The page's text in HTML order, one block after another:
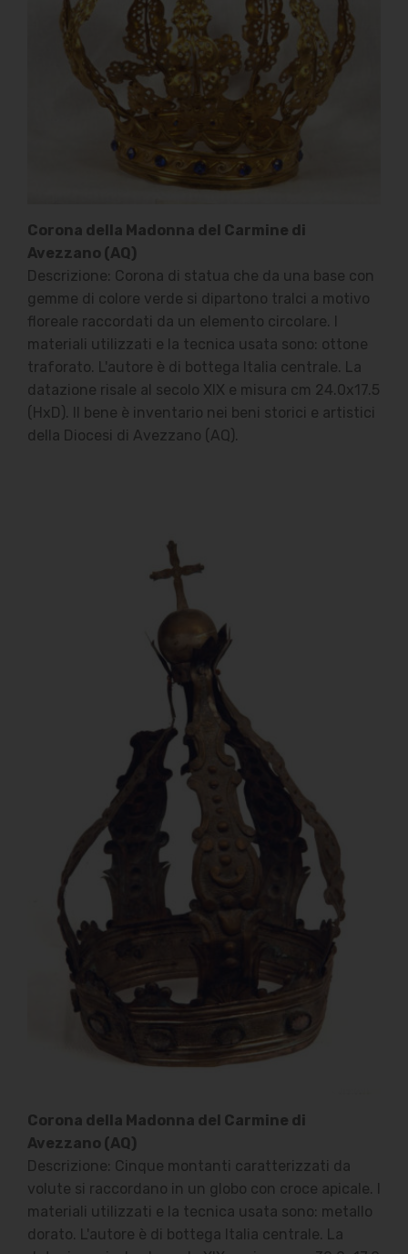
Corona della Madonna del Carmine di
Avezzano (AQ)
Descrizione: Corona di statua che da una base con
gemme di colore verde si dipartono tralci a motivo
floreale raccordati da un elemento circolare. I
materiali utilizzati e la tecnica usata sono: ottone
traforato. L'autore è di bottega Italia centrale. La
datazione risale al secolo XIX e misura cm 24.0x17.5
(HxD). Il bene è inventario nei beni storici e artistici
della Diocesi di Avezzano (AQ).
Corona della Madonna del Carmine di
Avezzano (AQ)
Descrizione: Cinque montanti caratterizzati da
volute si raccordano in un globo con croce apicale. I
materiali utilizzati e la tecnica usata sono: metallo
dorato. L'autore è di bottega Italia centrale. La